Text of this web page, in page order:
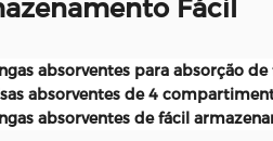
Fácil
absorventes para absorção
absorventes de 4
absorventes de fácil